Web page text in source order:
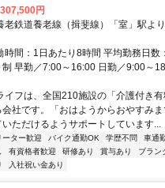
円
老鉄道養老線（揖斐線）「室」駅よ
時間：1日あたり8時間 平均勤務日数
早勤／7:00～16:00 日勤／9:00～
イフは、全国210施設の「介護付き
社です。「おはようからおやすみ
ただけるようサポートしています...
ーター歓迎 バイク通勤OK 学歴不問 車通
有資格者歓迎 研修あり 賞与あり ブラン
入社祝い金あり